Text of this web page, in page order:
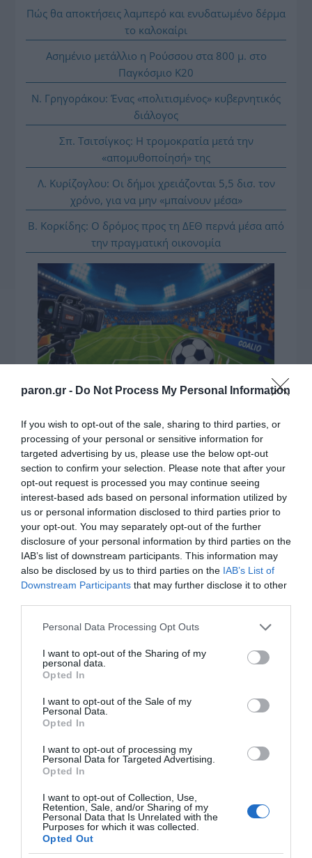
paron.gr - Do Not Process My Personal Information
If you wish to opt-out of the sale, sharing to third parties, or
processing of your personal or sensitive information for
targeted advertising by us, please use the below opt-out
section to confirm your selection. Please note that after your
opt-out request is processed you may continue seeing
interest-based ads based on personal information utilized by
us or personal information disclosed to third parties prior to
your opt-out. You may separately opt-out of the further
disclosure of your personal information by third parties on the
IAB’s list of downstream participants. This information may
also be disclosed by us to third parties on the IAB’s List of
Downstream Participants that may further disclose it to other
Please note that this website/app uses one or more Google
not limited to your visit or usage behaviour. You may click to
grant or deny consent to Google and its third-party tags to
use your data for below specified purposes in below Google
consent section.
Personal Data Processing Opt Outs
I want to opt-out of the Sharing of my
personal data.
Opted In
I want to opt-out of the Sale of my
Personal Data.
Opted In
I want to opt-out of processing my
Personal Data for Targeted Advertising.
Opted In
I want to opt-out of Collection, Use,
Retention, Sale, and/or Sharing of my
Personal Data that Is Unrelated with the
Purposes for which it was collected.
Opted Out
Πώς θα αποκτήσεις λαμπερό και ενυδατωμένο δέρμα
το καλοκαίρι
Ασημένιο μετάλλιο η Ρούσσου στα 800 μ. στο
Παγκόσμιο Κ20
Ν. Γρηγοράκου: Ένας «πολιτισμένος» κυβερνητικός
διάλογος
Σπ. Τσιτσίγκος: Η τρομοκρατία μετά την
«απομυθοποίησή» της
Λ. Κυρίζογλου: Οι δήμοι χρειάζονται 5,5 δισ. τον
χρόνο, για να μην «μπαίνουν μέσα»
Β. Κορκίδης: Ο δρόμος προς τη ΔΕΘ περνά μέσα από
την πραγματική οικονομία
ΔΕΙΤΕ ΤΗΝ ΚΙΝΗΣΗ ΣΤΟΥΣ ΔΡΌΜΟΥΣ
Κίνηση Τώρα: Live Χάρτης Αθήνας
ΠΑΤΗΣΤΕ ΓΙΑ LIVE ΚΙΝΗΣΗ
Live ενημέρωση για Κηφισό, Αττική Οδό και κέντρο Αθήνας από το
ΤΟ ΠΑΡΟΝ ΤΗΣ ΚΥΡΙΑΚΗΣ